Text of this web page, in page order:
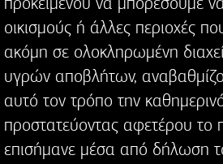
οικισμούς ή άλλες περιοχές
ακόμη σε ολοκληρωμένη
υγρών αποβλήτων,
αυτό τον τρόπο την
προστατεύοντας αφετέρου το
επισήμανε μέσα από δήλωση